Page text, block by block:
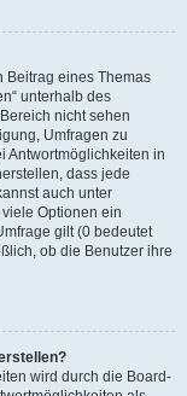
Beitrag eines Themas
unterhalb des
nicht sehen
Umfragen zu
Antwortmöglichkeiten in
dass jede
auch unter
Optionen ein
gilt (0 bedeutet
ob die Benutzer ihre
wird durch die Board-